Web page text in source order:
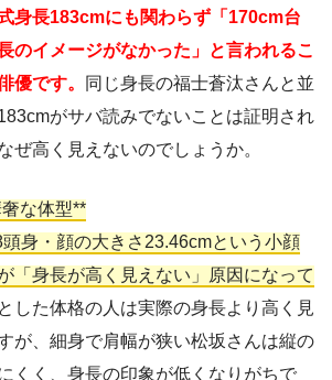
身長183cmにも関わらず「170cm台
のイメージがなかった」と言われるこ
優です。
同じ身長の福士蒼汰さんと並
がサバ読みでないことは証明され
ぜ高く見えないのでしょうか。
な体型**
身・顔の大きさ23.46cmという小顔
「身長が高く見えない」原因になって
した体格の人は実際の身長より高く見
が、細身で肩幅が狭い松坂さんは縦の
くく、身長の印象が低くなりがちで